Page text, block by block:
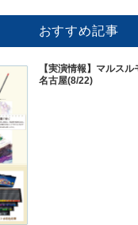
おすすめ記事
【実演情報】マルス
名古屋(8/22)